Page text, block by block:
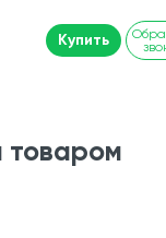
Купить
товаром